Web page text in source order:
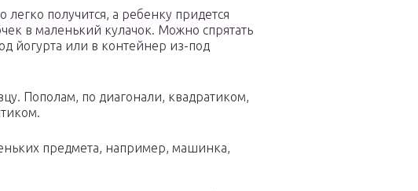
легко получится, а ребенку придется
в маленький кулачок. Можно спрятать
йогурта или в контейнер из-под
Пополам, по диагонали, квадратиком,
предмета, например, машинка,